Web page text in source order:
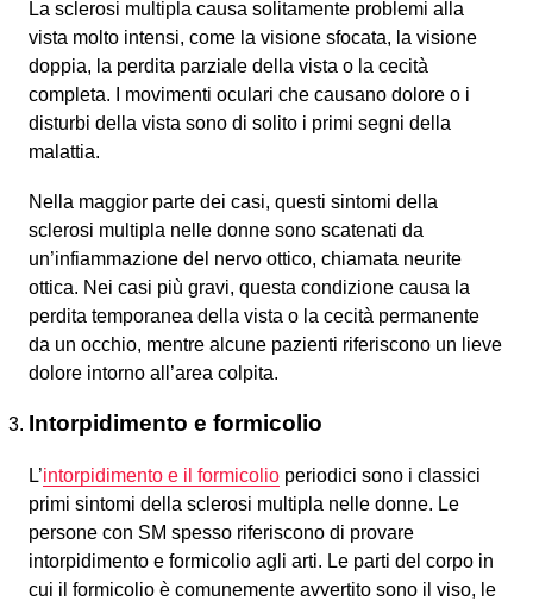
La sclerosi multipla causa solitamente problemi alla
vista molto intensi, come la visione sfocata, la visione
doppia, la perdita parziale della vista o la cecità
completa. I movimenti oculari che causano dolore o i
disturbi della vista sono di solito i primi segni della
malattia.
Nella maggior parte dei casi, questi sintomi della
sclerosi multipla nelle donne sono scatenati da
un’infiammazione del nervo ottico, chiamata neurite
ottica. Nei casi più gravi, questa condizione causa la
perdita temporanea della vista o la cecità permanente
da un occhio, mentre alcune pazienti riferiscono un lieve
dolore intorno all’area colpita.
Intorpidimento e formicolio
L’intorpidimento e il formicolio periodici sono i classici
primi sintomi della sclerosi multipla nelle donne. Le
persone con SM spesso riferiscono di provare
intorpidimento e formicolio agli arti. Le parti del corpo in
cui il formicolio è comunemente avvertito sono il viso, le